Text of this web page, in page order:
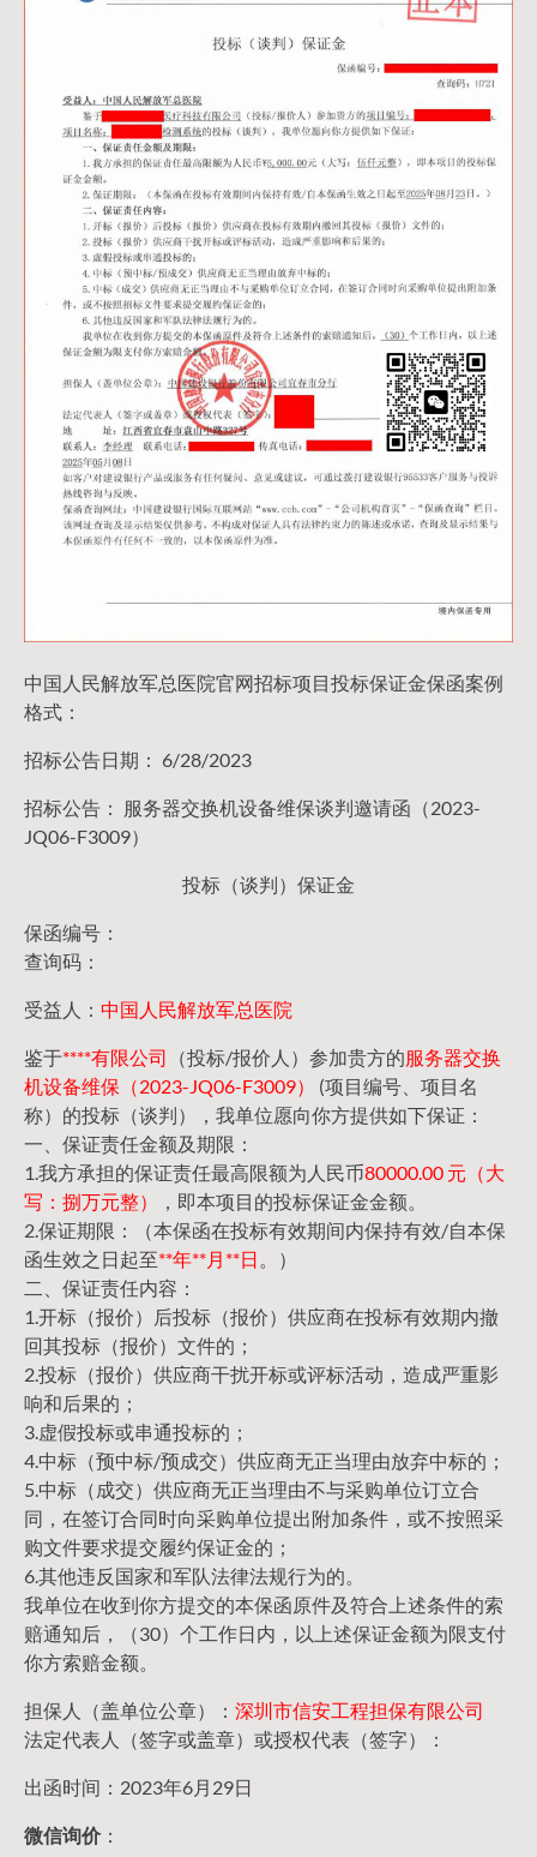
中国人民解放军总医院官网招标项目投标保证金保函案例
格式：
招标公告日期： 6/28/2023
招标公告： 服务器交换机设备维保谈判邀请函（2023-
JQ06-F3009）
投标（谈判）保证金
保函编号：
查询码：
受益人： 中国人民解放军总医院
鉴于****有限公司 （投标/报价人）参加贵方的服务器交换
机设备维保（2023-JQ06-F3009）
(项目编号、项目名
称）的投标（谈判），我单位愿向你方提供如下保证：
一、保证责任金额及期限：
1.我方承担的保证责任最高限额为人民币80000.00 元（大
写：捌万元整）
，即本项目的投标保证金金额。
2.保证期限：（本保函在投标有效期间内保持有效/自本保
函生效之日起至**年**月**日 。）
二、保证责任内容：
1.开标（报价）后投标（报价）供应商在投标有效期内撤
回其投标（报价）文件的；
2.投标（报价）供应商干扰开标或评标活动，造成严重影
响和后果的；
3.虚假投标或串通投标的；
4.中标（预中标/预成交）供应商无正当理由放弃中标的；
5.中标（成交）供应商无正当理由不与采购单位订立合
同，在签订合同时向采购单位提出附加条件，或不按照采
购文件要求提交履约保证金的；
6.其他违反国家和军队法律法规行为的。
我单位在收到你方提交的本保函原件及符合上述条件的索
赔通知后，（30）个工作日内，以上述保证金额为限支付
你方索赔金额。
担保人（盖单位公章）： 深圳市信安工程担保有限公司
法定代表人（签字或盖章）或授权代表（签字）：
出函时间：2023年6月29日
微信询价：